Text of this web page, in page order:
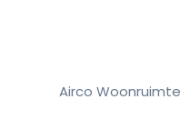
Airco Woonruimte